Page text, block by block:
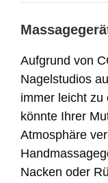
Aufgrund von
Nagelstudios
immer leicht zu
könnte Ihrer
Atmosphäre
Nacken oder